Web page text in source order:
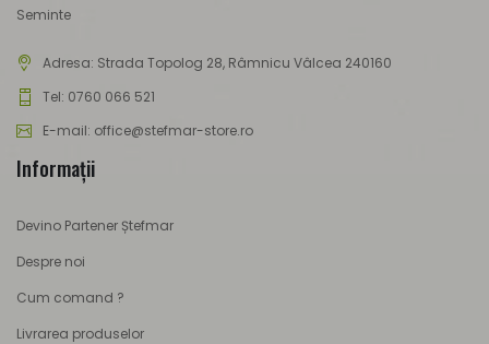
Seminte
Adresa: Strada Topolog 28, Râmnicu Vâlcea 240160
Tel: 0760 066 521
E-mail: office@stefmar-store.ro
Informaţii
Devino Partener Ștefmar
Despre noi
Cum comand ?
Livrarea produselor